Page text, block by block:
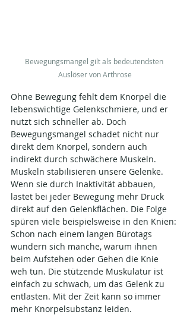
Bewegungsmangel gilt als bedeutendsten
Auslöser von Arthrose​
Ohne Bewegung fehlt dem Knorpel die
lebenswichtige Gelenkschmiere, und er
nutzt sich schneller ab. Doch
Bewegungsmangel schadet nicht nur
direkt dem Knorpel, sondern auch
indirekt durch schwächere Muskeln.
Muskeln stabilisieren unsere Gelenke.
Wenn sie durch Inaktivität abbauen,
lastet bei jeder Bewegung mehr Druck
direkt auf den Gelenkflächen. Die Folge
spüren viele beispielsweise in den Knien:
Schon nach einem langen Bürotags
wundern sich manche, warum ihnen
beim Aufstehen oder Gehen die Knie
weh tun. Die stützende Muskulatur ist
einfach zu schwach, um das Gelenk zu
entlasten. Mit der Zeit kann so immer
mehr Knorpelsubstanz leiden.